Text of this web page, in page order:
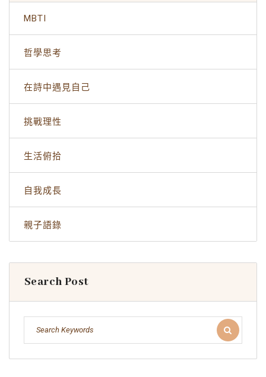
MBTI
哲學思考
在詩中遇見自己
挑戰理性
生活俯拾
自我成長
親子語錄
Search Post